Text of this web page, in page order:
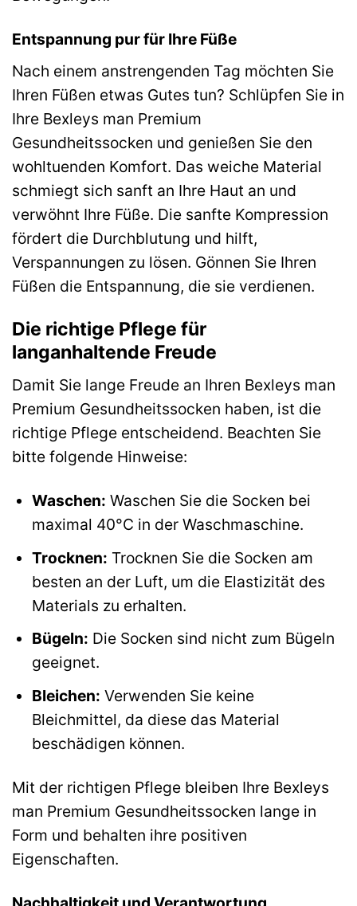
Entspannung pur für Ihre Füße
Nach einem anstrengenden Tag möchten Sie
Ihren Füßen etwas Gutes tun? Schlüpfen Sie in
Ihre Bexleys man Premium
Gesundheitssocken und genießen Sie den
wohltuenden Komfort. Das weiche Material
schmiegt sich sanft an Ihre Haut an und
verwöhnt Ihre Füße. Die sanfte Kompression
fördert die Durchblutung und hilft,
Verspannungen zu lösen. Gönnen Sie Ihren
Füßen die Entspannung, die sie verdienen.
Die richtige Pflege für
langanhaltende Freude
Damit Sie lange Freude an Ihren Bexleys man
Premium Gesundheitssocken haben, ist die
richtige Pflege entscheidend. Beachten Sie
bitte folgende Hinweise:
Waschen: Waschen Sie die Socken bei
maximal 40°C in der Waschmaschine.
Trocknen: Trocknen Sie die Socken am
besten an der Luft, um die Elastizität des
Materials zu erhalten.
Bügeln: Die Socken sind nicht zum Bügeln
geeignet.
Bleichen: Verwenden Sie keine
Bleichmittel, da diese das Material
beschädigen können.
Mit der richtigen Pflege bleiben Ihre Bexleys
man Premium Gesundheitssocken lange in
Form und behalten ihre positiven
Eigenschaften.